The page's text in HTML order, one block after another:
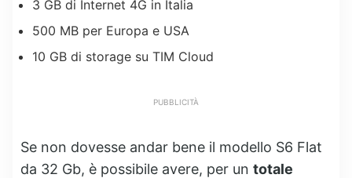
3 GB di Internet 4G in Italia
500 MB per Europa e USA
10 GB di storage su TIM Cloud
PUBBLICITÀ
Se non dovesse andar bene il modello S6 Flat
da 32 Gb, è possibile avere, per un totale